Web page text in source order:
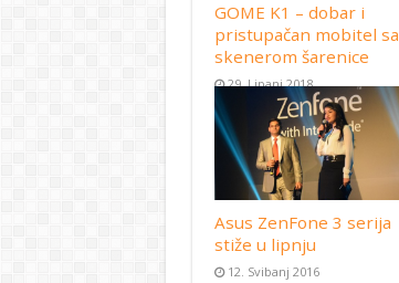
GOME K1 – dobar i
pristupačan mobitel sa
skenerom šarenice
29. Lipanj 2018
Asus ZenFone 3 serija
stiže u lipnju
12. Svibanj 2016